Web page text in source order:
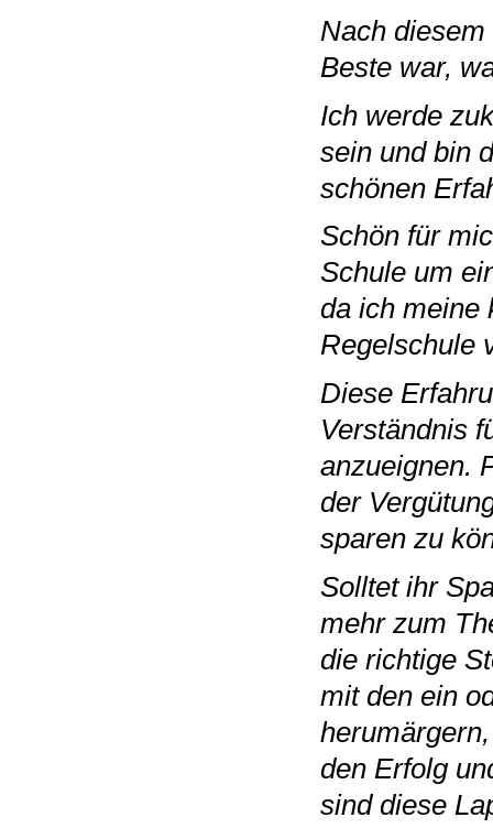
Nach
Beste war,
Ich werde
sein und bin
schönen
Schön für
Schule um
da ich meine
Regelschule
Diese
Verständnis
anzueignen.
der
sparen zu
Solltet ihr
mehr zum
die richtige
mit den ein
den Erfolg
sind diese